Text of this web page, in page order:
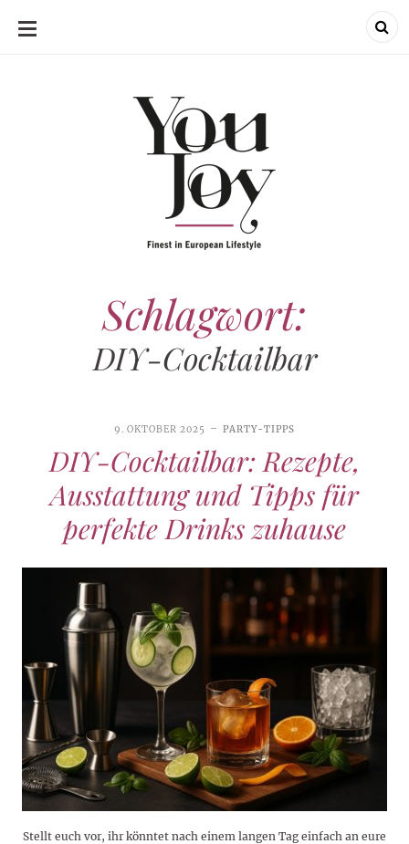
SKIP
Schlagwort:
DIY-Cocktailbar
9. OKTOBER 2025 PARTY-TIPPS
DIY-Cocktailbar: Rezepte,
Ausstattung und Tipps für
perfekte Drinks zuhause
Stellt euch vor, ihr könntet nach einem langen Tag einfach an eure